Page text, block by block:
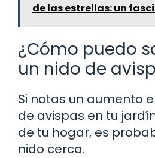
de las estrellas: un
¿Cómo puedo
un nido de
Si notas un aumento
de avispas en tu
de tu hogar, es
nido cerca.